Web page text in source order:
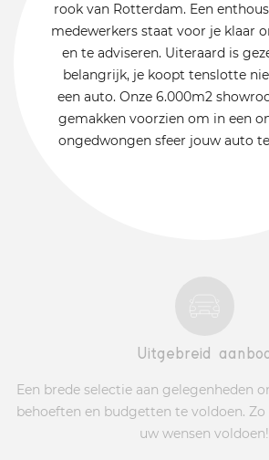
rook van Rotterdam. Een
medewerkers staat voor je klaar
en te adviseren. Uiteraard is
belangrijk, je koopt tenslotte
een auto. Onze 6.000m2
gemakken voorzien om in een
ongedwongen sfeer jouw auto
Uitgebreid aanbod
Een brede selectie aan gelegenheden
behoeften en budgetten te voldoen.
uw wensen voldoen!